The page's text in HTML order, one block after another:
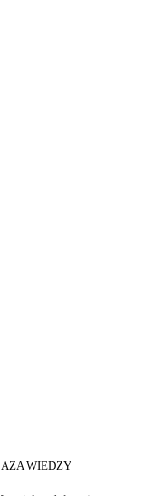
WIEDZY